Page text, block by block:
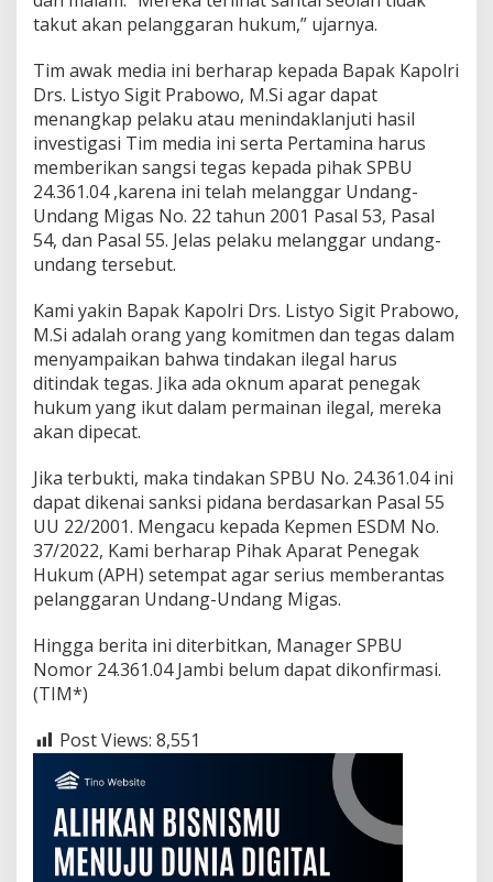
a
g
a
n
T
u
t
u
p
a
takut akan pelanggaran hukum,” ujarnya.
Tim awak media ini berharap kepada Bapak Kapolri
Drs. Listyo Sigit Prabowo, M.Si agar dapat
menangkap pelaku atau menindaklanjuti hasil
investigasi Tim media ini serta Pertamina harus
memberikan sangsi tegas kepada pihak SPBU
24.361.04 ,karena ini telah melanggar Undang-
Undang Migas No. 22 tahun 2001 Pasal 53, Pasal
54, dan Pasal 55. Jelas pelaku melanggar undang-
undang tersebut.
Kami yakin Bapak Kapolri Drs. Listyo Sigit Prabowo,
M.Si adalah orang yang komitmen dan tegas dalam
menyampaikan bahwa tindakan ilegal harus
ditindak tegas. Jika ada oknum aparat penegak
hukum yang ikut dalam permainan ilegal, mereka
akan dipecat.
Jika terbukti, maka tindakan SPBU No. 24.361.04 ini
dapat dikenai sanksi pidana berdasarkan Pasal 55
UU 22/2001. Mengacu kepada Kepmen ESDM No.
37/2022, Kami berharap Pihak Aparat Penegak
Hukum (APH) setempat agar serius memberantas
pelanggaran Undang-Undang Migas.
Hingga berita ini diterbitkan, Manager SPBU
Nomor 24.361.04 Jambi belum dapat dikonfirmasi.
(TIM*)
Post Views: 8,551